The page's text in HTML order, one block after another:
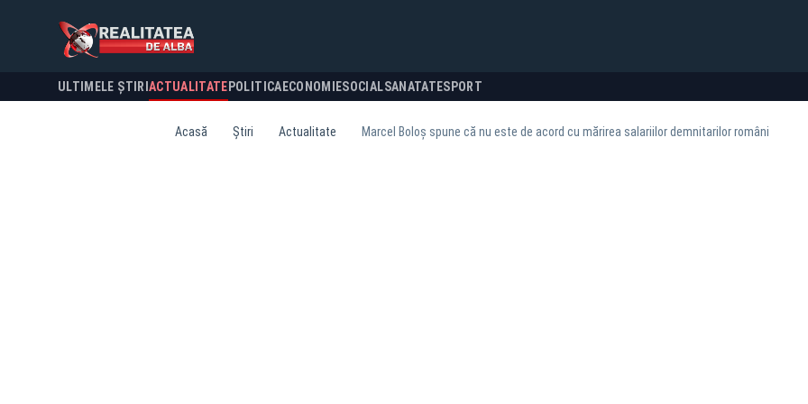
ULTIMELE ȘTIRI ACTUALITATE POLITICA ECONOMIESOCIALSANATATESPORT
Acasă Știri Actualitate Marcel Boloș spune că nu este de acord cu mărirea salariilor demnitarilor români